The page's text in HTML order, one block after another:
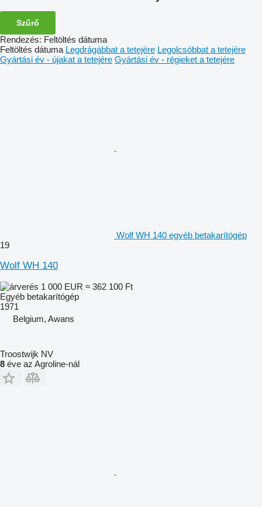
Szűrő
Rendezés: Feltöltés dátuma
Feltöltés dátuma Legdrágábbat a tetejére Legolcsóbbat a tetejére
Gyártási év - újakat a tetejére Gyártási év - régieket a tetejére
Wolf WH 140 egyéb betakarítógép
19
Wolf WH 140
1 000 EUR ≈ 362 100 Ft
Egyéb betakarítógép
1971
Belgium, Awans
Troostwijk NV
8 éve az Agroline-nál